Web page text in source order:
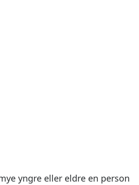
yngre eller eldre en person